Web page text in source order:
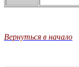
Вернуться в начало